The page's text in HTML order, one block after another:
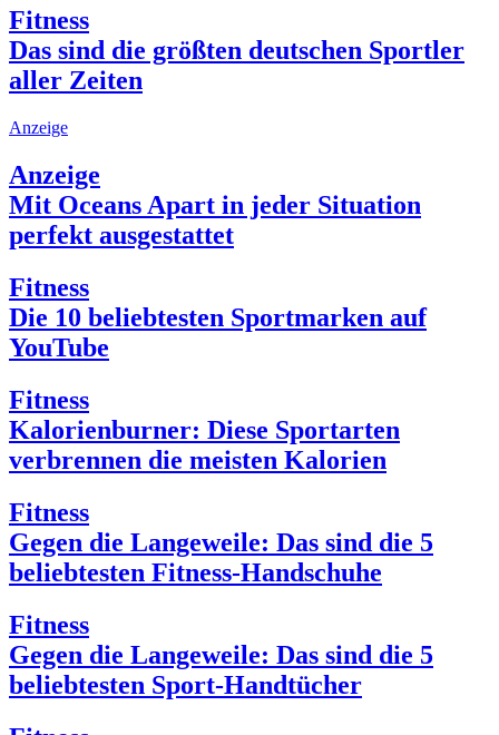
Fitness
Das sind die größten deutschen Sportler
aller Zeiten
Anzeige
Anzeige
Mit Oceans Apart in jeder Situation
perfekt ausgestattet
Fitness
Die 10 beliebtesten Sportmarken auf
YouTube
Fitness
Kalorienburner: Diese Sportarten
verbrennen die meisten Kalorien
Fitness
Gegen die Langeweile: Das sind die 5
beliebtesten Fitness-Handschuhe
Fitness
Gegen die Langeweile: Das sind die 5
beliebtesten Sport-Handtücher